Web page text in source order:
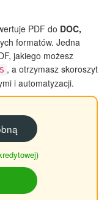
PDF do DOC,
formatów. Jedna
jakiego możesz
, a otrzymasz skoroszyt
i automatyzacji.